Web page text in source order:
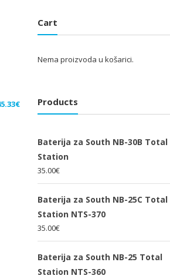
€Trenutna
cijena
45.33€.
Cart
Nema proizvoda u košarici.
Products
Baterija za South NB-30B Total
Station
35.00€
Baterija za South NB-25C Total
Station NTS-370
35.00€
Baterija za South NB-25 Total
Station NTS-360